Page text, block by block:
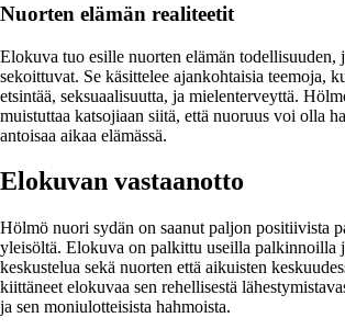
Nuorten elämän realiteetit
Elokuva tuo esille nuorten elämän todellisuuden,
sekoittuvat. Se käsittelee ajankohtaisia teemoja,
etsintää, seksuaalisuutta, ja mielenterveyttä.
muistuttaa katsojiaan siitä, että nuoruus voi olla
antoisaa aikaa elämässä.
Elokuvan vastaanotto
Hölmö nuori sydän on saanut paljon positiivista
yleisöltä. Elokuva on palkittu useilla palkinnoilla
keskustelua sekä nuorten että aikuisten
kiittäneet elokuvaa sen rehellisestä
ja sen moniulotteisista hahmoista.